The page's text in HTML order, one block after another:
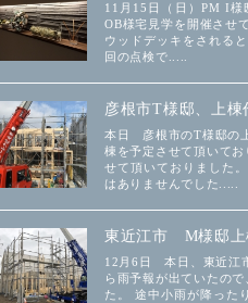
11月15日（日）PM I様
OB様宅見学を開催させ
ウッドデッキをされる
回の点検で.....
彦根市T様邸、上棟
本日 彦根市のT様邸の
棟を予定させて頂いて
せて頂いておりました
はありませんでした.....
東近江市 M様邸上
12月6日 本日、東近江
ら雨予報が出ていたの
た。 途中小雨が降った